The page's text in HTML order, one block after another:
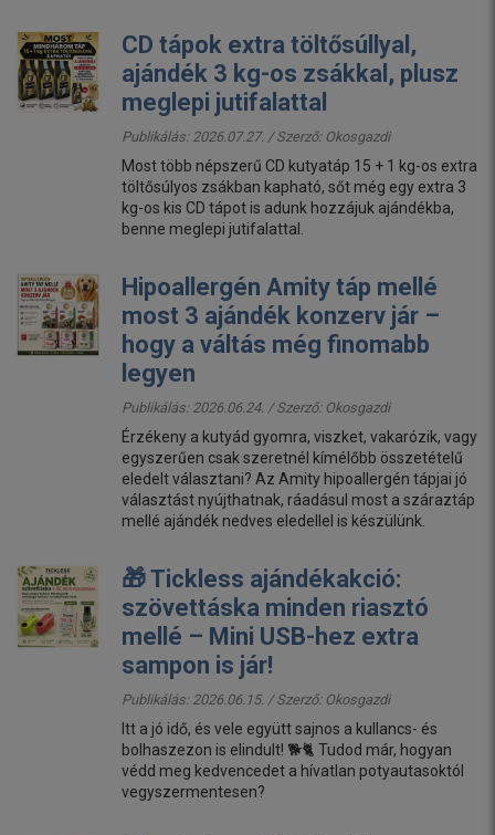
CD tápok extra töltősúllyal,
ajándék 3 kg-os zsákkal, plusz
meglepi jutifalattal
Publikálás: 2026.07.27. / Szerző: Okosgazdi
Most több népszerű CD kutyatáp 15 + 1 kg-os extra
töltősúlyos zsákban kapható, sőt még egy extra 3
kg-os kis CD tápot is adunk hozzájuk ajándékba,
benne meglepi jutifalattal.
Hipoallergén Amity táp mellé
most 3 ajándék konzerv jár –
hogy a váltás még finomabb
legyen
Publikálás: 2026.06.24. / Szerző: Okosgazdi
Érzékeny a kutyád gyomra, viszket, vakarózik, vagy
egyszerűen csak szeretnél kímélőbb összetételű
eledelt választani? Az Amity hipoallergén tápjai jó
választást nyújthatnak, ráadásul most a száraztáp
mellé ajándék nedves eledellel is készülünk.
🎁 Tickless ajándékakció:
szövettáska minden riasztó
mellé – Mini USB-hez extra
sampon is jár!
Publikálás: 2026.06.15. / Szerző: Okosgazdi
Itt a jó idő, és vele együtt sajnos a kullancs- és
bolhaszezon is elindult! 🐕🐈 Tudod már, hogyan
védd meg kedvencedet a hívatlan potyautasoktól
vegyszermentesen?